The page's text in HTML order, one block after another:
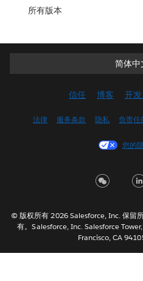
所有版本
简体中
简体中
English
Français
한국
信任 博客 开
法律 服务条款 隐私 负责任
您的
© 版权所有 2026 Salesforce, Inc. 保留
有。Salesforce, Inc. Salesforce
Francisco, CA